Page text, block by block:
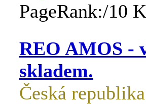
PageRank:/10
REO AMOS -
skladem.
Česká republika